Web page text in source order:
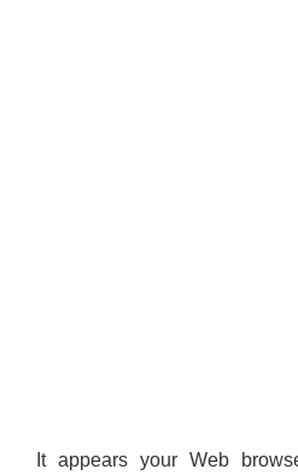
It appears your Web